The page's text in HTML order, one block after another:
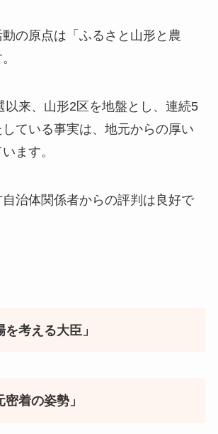
の原点は「ふるさと山形と農
以来、山形2区を地盤とし、連続5
ている事実は、地元からの厚い
ます。
治体関係者からの評判は良好で
を考える大臣」
密着の姿勢」